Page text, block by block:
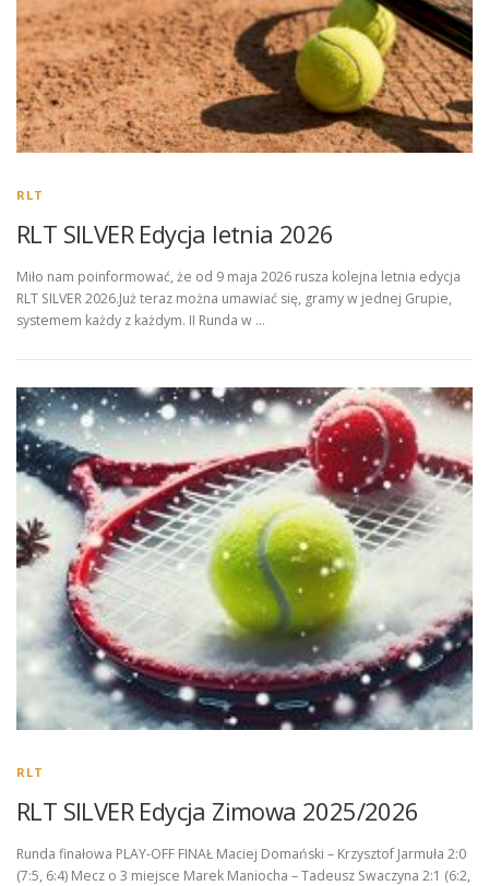
RLT
RLT SILVER Edycja letnia 2026
Miło nam poinformować, że od 9 maja 2026 rusza kolejna letnia edycja
RLT SILVER 2026.Już teraz można umawiać się, gramy w jednej Grupie,
systemem każdy z każdym. II Runda w …
RLT
RLT SILVER Edycja Zimowa 2025/2026
Runda finałowa PLAY-OFF FINAŁ Maciej Domański – Krzysztof Jarmuła 2:0
(7:5, 6:4) Mecz o 3 miejsce Marek Maniocha – Tadeusz Swaczyna 2:1 (6:2,